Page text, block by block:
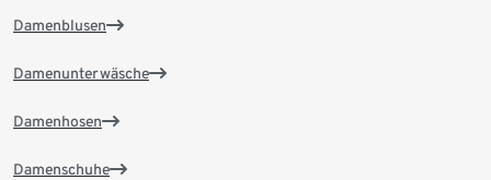
Damenblusen
Damenunterwäsche
Damenhosen
Damenschuhe